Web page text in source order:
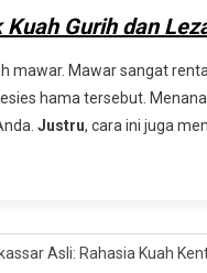
Gurih dan
mawar. Mawar sangat
hama tersebut.
Justru, cara ini juga
Asli: Rahasia Kuah